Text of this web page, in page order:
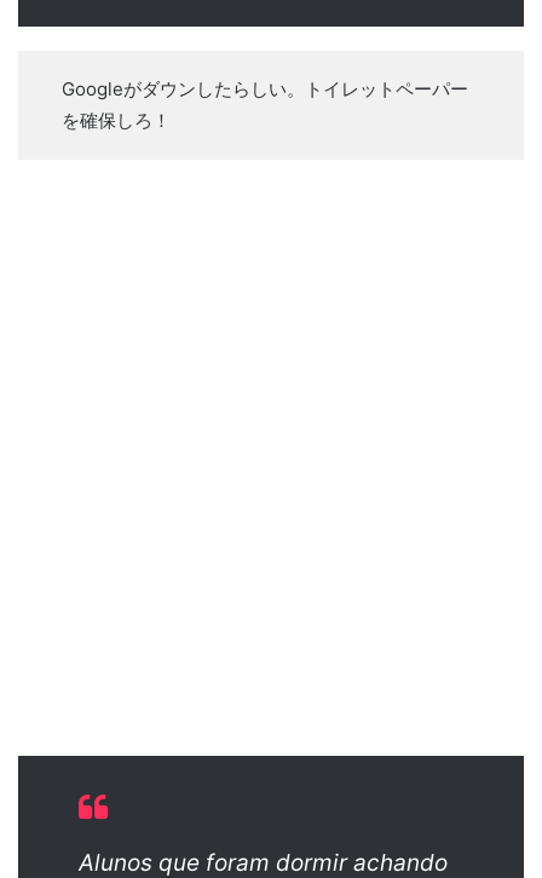
Googleがダウンしたらしい。トイレットペーパー
を確保しろ！
Alunos que foram dormir achando